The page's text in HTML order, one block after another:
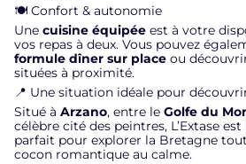
🍽️ Confort & autonomie
Une cuisine équipée est à votre
vos repas à deux. Vous pouvez
formule dîner sur place ou
situées à proximité.
📍 Une situation idéale pour
Situé à Arzano, entre le Golfe du
célèbre cité des peintres, L’Extase
parfait pour explorer la Bretagne
cocon romantique au calme.